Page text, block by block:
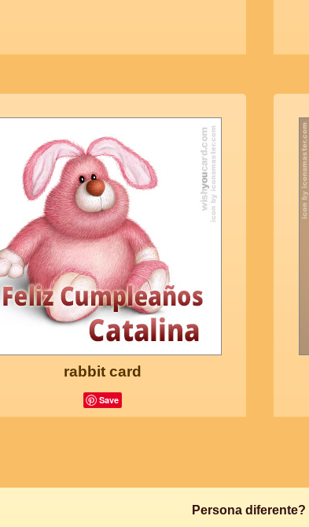
rabbit card
Save
Persona diferente?